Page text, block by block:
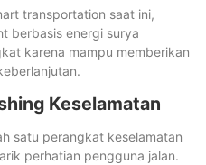
transportation saat ini,
berbasis energi surya
karena mampu memberikan
Keselamatan
satu perangkat keselamatan
perhatian pengguna jalan.